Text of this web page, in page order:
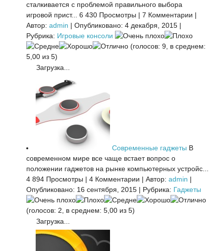
сталкивается с проблемой правильного выбора
игровой прист...
6 430 Просмотры | 7 Комментарии |
Автор: admin | Опубликовано: 4 декабря, 2015 |
Рубрика: Игровые консоли
(голосов: 9, в среднем:
5,00 из 5)
Загрузка...
Современные гаджеты В
современном мире все чаще встает вопрос о
положении гаджетов на рынке компьютерных устройс...
4 894 Просмотры | 4 Комментарии | Автор: admin |
Опубликовано: 16 сентября, 2015 | Рубрика: Гаджеты
(голосов: 2, в среднем: 5,00 из 5)
Загрузка...